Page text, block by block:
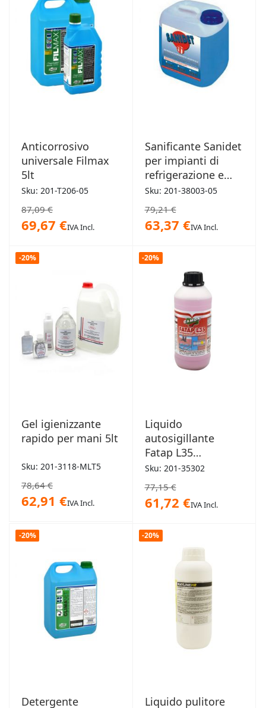
Anticorrosivo
universale Filmax
5lt
Sku: 201-T206-05
87,09 €
69,67 €IVA Incl.
Sanificante Sanidet
per impianti di
refrigerazione e
riscaldamento 5kg
Sku: 201-38003-05
79,21 €
63,37 €IVA Incl.
-20%
Gel igienizzante
rapido per mani 5lt
Sku: 201-3118-MLT5
78,64 €
62,91 €IVA Incl.
-20%
Liquido
autosigillante
Fatap L35
otturafalle 1lt
Sku: 201-35302
77,15 €
61,72 €IVA Incl.
-20%
Detergente
-20%
Liquido pulitore